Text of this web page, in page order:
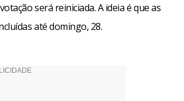
será reiniciada. A ideia é que as
até domingo, 28.